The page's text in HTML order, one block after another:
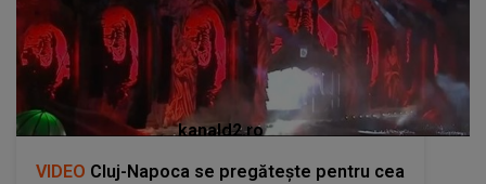
kanald2.ro
VIDEO Cluj-Napoca se pregătește pentru cea